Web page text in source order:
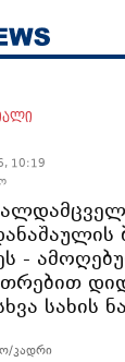
10:19
-
სახის
კადრი